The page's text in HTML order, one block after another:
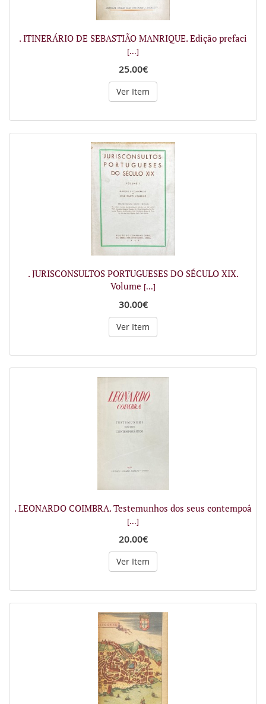
. ITINERÁRIO DE SEBASTIÃO MANRIQUE. Edição prefaci
[...]
25.00€
Ver Item
. JURISCONSULTOS PORTUGUESES DO SÉCULO XIX.
Volume [...]
30.00€
Ver Item
. LEONARDO COIMBRA. Testemunhos dos seus contempoâ
[...]
20.00€
Ver Item